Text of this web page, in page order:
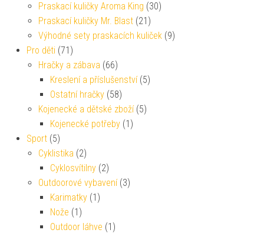
Praskací kuličky Aroma King (30)
Praskací kuličky Mr. Blast (21)
Výhodné sety praskacích kuliček (9)
Pro děti (71)
Hračky a zábava (66)
Kreslení a příslušenství (5)
Ostatní hračky (58)
Kojenecké a dětské zboží (5)
Kojenecké potřeby (1)
Sport (5)
Cyklistika (2)
Cyklosvítilny (2)
Outdoorové vybavení (3)
Karimatky (1)
Nože (1)
Outdoor láhve (1)